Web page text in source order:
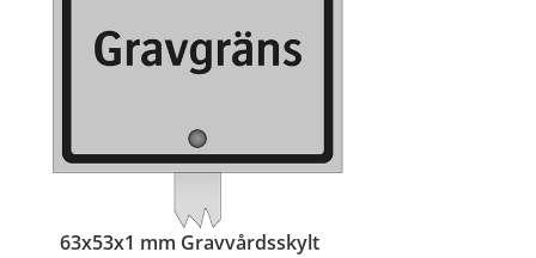
63x53x1 mm Gravvårdsskylt